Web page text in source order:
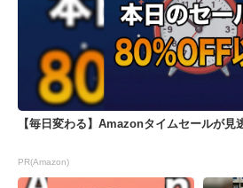
【毎日変わる】Amazonタイムセールが見
PR(Amazon)